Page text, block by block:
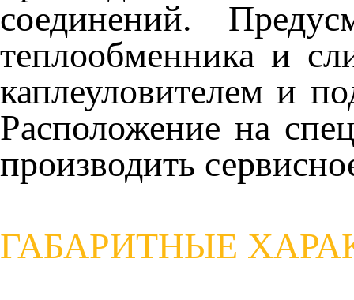
соединений.
теплообменника и
каплеуловителем и
Расположение на
производить
ГАБАРИТНЫЕ